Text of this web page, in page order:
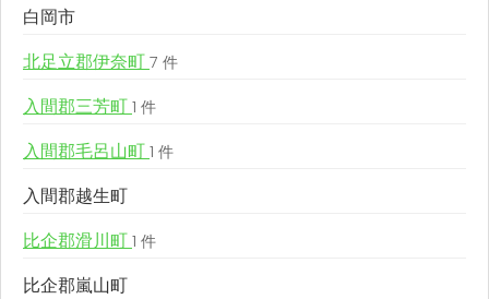
白岡市
北足立郡伊奈町 7 件
入間郡三芳町 1 件
入間郡毛呂山町 1 件
入間郡越生町
比企郡滑川町 1 件
比企郡嵐山町